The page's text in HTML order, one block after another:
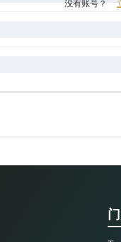
没有账号？